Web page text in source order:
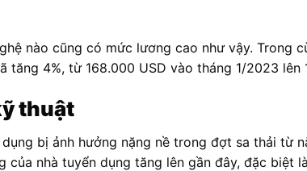
nào cũng có mức lương cao như vậy. Trong
tăng 4%, từ 168.000 USD vào tháng 1/2023 lên
thuật
bị ảnh hưởng nặng nề trong đợt sa thải từ
của nhà tuyển dụng tăng lên gần đây, đặc biệt